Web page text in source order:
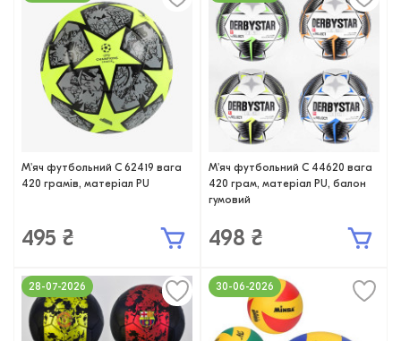
М'яч футбольний C 62419 вага
420 грамів, матеріал PU
495 ₴
М'яч футбольний C 44620 вага
420 грам, матеріал PU, балон
гумовий
498 ₴
28-07-2026 30-06-2026